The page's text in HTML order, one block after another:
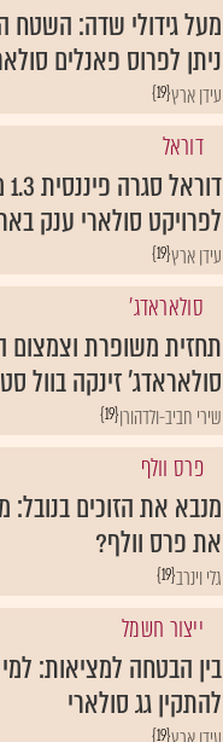
מעל גידולי שדה: השטח
ניתן לפרוס פאנלים
{19}עידן ארץ
דוראל
לפרויקט סולארי ענק
{19}עידן ארץ
סולאראדג'
תחזית משופרת וצמצום
סולאראדג' זינקה בוול
{19}שירי חביב-ולדהורן
פרס וולף
מנבא את הזוכים בנובל:
את פרס וולף?
{19}גלי וינרב
ייצור חשמל
בין הבטחה למציאות:
להתקין גג סולארי
{19}